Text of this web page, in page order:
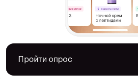
Пройти опрос